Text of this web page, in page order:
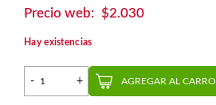
$2.030
Hay existencias
Interdental de Goma cantidad
AGREGAR AL CARRO